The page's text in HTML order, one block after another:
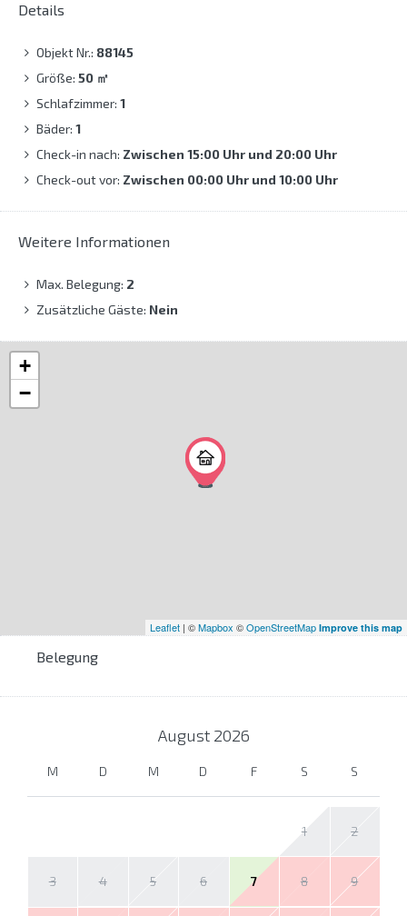
Details
Objekt Nr.: 88145
Größe: 50 ㎡
Schlafzimmer: 1
Bäder: 1
Check-in nach: Zwischen 15:00 Uhr und 20:00 Uhr
Check-out vor: Zwischen 00:00 Uhr und 10:00 Uhr
Weitere Informationen
Max. Belegung: 2
Zusätzliche Gäste: Nein
+
−
Leaflet | ©Mapbox ©OpenStreetMap Improve this map
Belegung
August 2026
M D M D F S S
1 2
3 4 5 6 7 8 9